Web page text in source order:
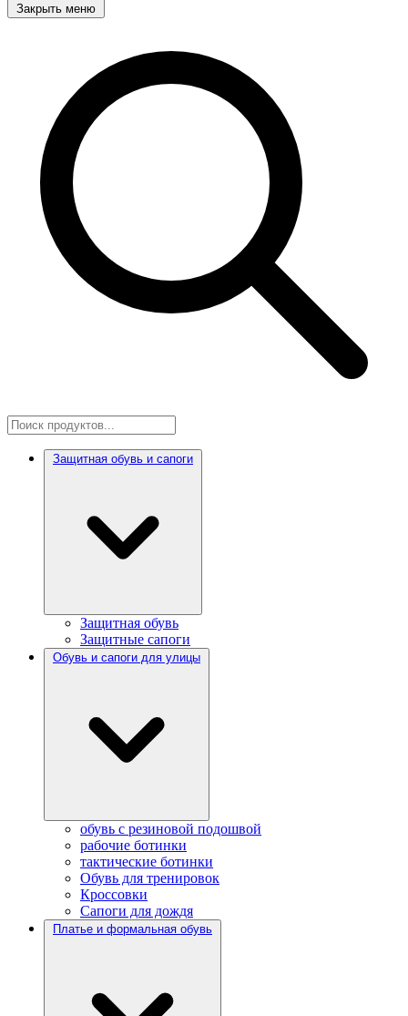
Закрыть меню
Защитная обувь и сапоги
Защитная обувь
Защитные сапоги
Обувь и сапоги для улицы
обувь с резиновой подошвой
рабочие ботинки
тактические ботинки
Обувь для тренировок
Кроссовки
Сапоги для дождя
Платье и формальная обувь